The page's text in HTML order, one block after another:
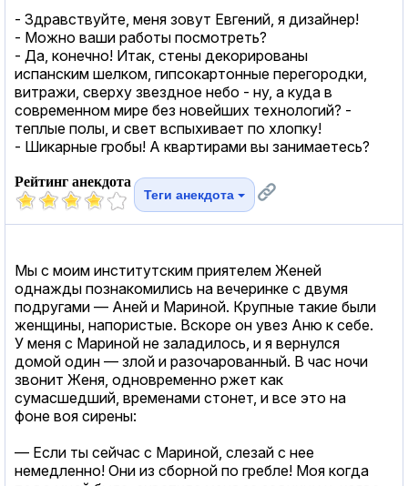
- Здравствуйте, меня зовут Евгений, я дизайнер!
- Можно ваши работы посмотреть?
- Да, конечно! Итак, стены декорированы
испанским шелком, гипсокартонные перегородки,
витражи, сверху звездное небо - ну, а куда в
современном мире без новейших технологий? -
теплые полы, и свет вспыхивает по хлопку!
- Шикарные гробы! А квартирами вы занимаетесь?
Рейтинг анекдота
Теги анекдота
Мы с моим институтским приятелем Женей
однажды познакомились на вечеринке с двумя
подругами — Аней и Мариной. Крупные такие были
женщины, напористые. Вскоре он увез Аню к себе.
У меня с Мариной не заладилось, и я вернулся
домой один — злой и разочарованный. В час ночи
звонит Женя, одновременно ржет как
сумасшедший, временами стонет, и все это на
фоне воя сирены:
— Если ты сейчас с Мариной, слезай с нее
немедленно! Они из сборной по гребле! Моя когда